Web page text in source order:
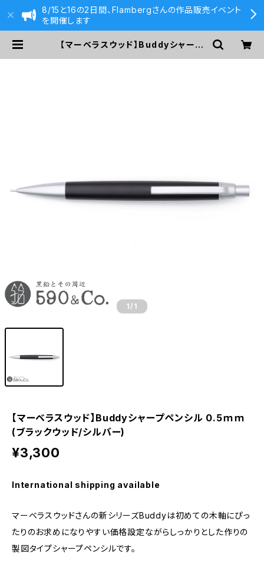
8/15と16の2日間、Flambergさんの作品販売イベント
を開催します
【マーベラスウッド】Buddyシャープ
1 /1
【マーベラスウッド】Buddyシャープペンシル 0.5ｍｍ
(ブラックウッド/シルバー)
¥3,300
International shipping available
マーベラスウッドさんの新シリーズBuddyは初めての木軸にぴっ
たりのお求めになりやすい価格設定ながらしっかりとした作りの
製図タイプシャープペンシルです。